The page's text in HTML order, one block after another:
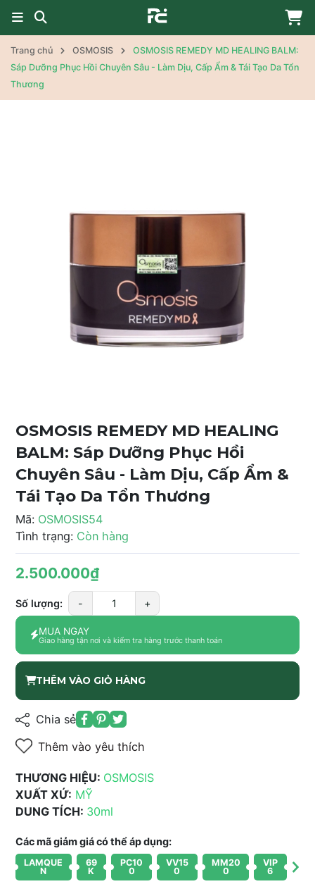
Trang chủ OSMOSIS
OSMOSIS REMEDY MD HEALING BALM:
Sáp Dưỡng Phục Hồi Chuyên Sâu - Làm Dịu, Cấp Ẩm & Tái Tạo Da Tổn
Thương
OSMOSIS REMEDY MD HEALING
BALM: Sáp Dưỡng Phục Hồi
Chuyên Sâu - Làm Dịu, Cấp Ẩm &
Tái Tạo Da Tổn Thương
Mã: OSMOSIS54
Tình trạng: Còn hàng
2.500.000₫
Số lượng: - +
MUA NGAY
Giao hàng tận nơi và kiểm tra hàng trước thanh toán
THÊM VÀO GIỎ HÀNG
Chia sẻ
Thêm vào yêu thích
THƯƠNG HIỆU: OSMOSIS
XUẤT XỨ: MỸ
DUNG TÍCH: 30ml
Các mã giảm giá có thể áp dụng:
LAMQUE
N
69
K
PC10
0
VV15
0
MM20
0
VIP
6